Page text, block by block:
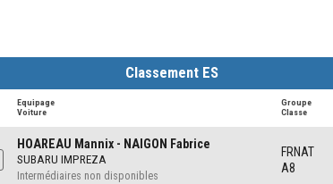
Classement ES
Equipage
Voiture
Groupe
Classe
HOAREAU Mannix - NAIGON Fabrice
SUBARU IMPREZA
Intermédiaires non disponibles
FRNAT
A8